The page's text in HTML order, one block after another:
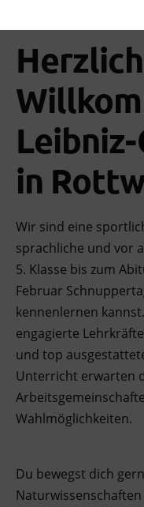
Herzlich
in
Wir sind eine
sprachliche und vor
5. Klasse bis zum
Februar
kennenlernen
engagierte
und top
Unterricht erwarten
Wahlmöglichkeiten.
Du bewegst dich